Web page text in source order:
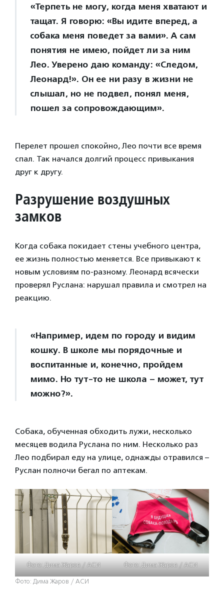
«Терпеть не могу, когда меня хватают и
тащат. Я говорю: «Вы идите вперед, а
собака меня поведет за вами». А сам
понятия не имею, пойдет ли за ним
Лео. Уверено даю команду: «Следом,
Леонард!». Он ее ни разу в жизни не
слышал, но не подвел, понял меня,
пошел за сопровождающим».
Перелет прошел спокойно, Лео почти все время
спал. Так начался долгий процесс привыкания
друг к другу.
Разрушение воздушных
замков
Когда собака покидает стены учебного центра,
ее жизнь полностью меняется. Все привыкают к
новым условиям по-разному. Леонард всячески
проверял Руслана: нарушал правила и смотрел на
реакцию.
«Например, идем по городу и видим
кошку. В школе мы порядочные и
воспитанные и, конечно, пройдем
мимо. Но тут-то не школа – может, тут
можно?».
Собака, обученная обходить лужи, несколько
месяцев водила Руслана по ним. Несколько раз
Лео подбирал еду на улице, однажды отравился –
Руслан полночи бегал по аптекам.
Фото: Дима Жаров / АСИ Фото: Дима Жаров / АСИ
Фото: Дима Жаров / АСИ